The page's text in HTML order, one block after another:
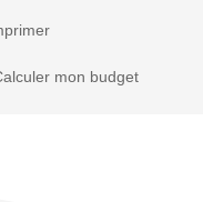
mon budget